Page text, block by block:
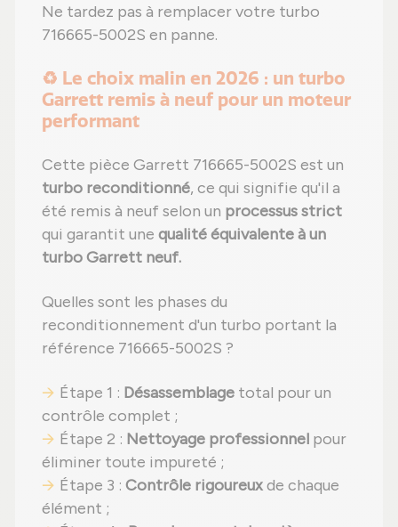
Ne tardez pas à remplacer votre turbo
716665-5002S en panne.
♻️ Le choix malin en 2026 : un turbo
Garrett remis à neuf pour un moteur
performant
Cette pièce Garrett 716665-5002S est un
turbo reconditionné, ce qui signifie qu'il a
été remis à neuf selon un processus strict
qui garantit une qualité équivalente à un
turbo Garrett neuf.
Quelles sont les phases du
reconditionnement d'un turbo portant la
référence 716665-5002S ?
Étape 1 : Désassemblage total pour un
contrôle complet ;
Étape 2 : Nettoyage professionnel pour
éliminer toute impureté ;
Étape 3 : Contrôle rigoureuxde chaque
élément ;